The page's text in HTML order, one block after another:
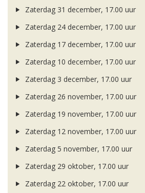
Zaterdag 31 december, 17.00 uur
Zaterdag 24 december, 17.00 uur
Zaterdag 17 december, 17.00 uur
Zaterdag 10 december, 17.00 uur
Zaterdag 3 december, 17.00 uur
Zaterdag 26 november, 17.00 uur
Zaterdag 19 november, 17.00 uur
Zaterdag 12 november, 17.00 uur
Zaterdag 5 november, 17.00 uur
Zaterdag 29 oktober, 17.00 uur
Zaterdag 22 oktober, 17.00 uur